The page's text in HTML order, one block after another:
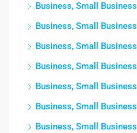
Business, Small Business
Business, Small Business
Business, Small Business
Business, Small Business
Business, Small Business
Business, Small Business
Business, Small Business